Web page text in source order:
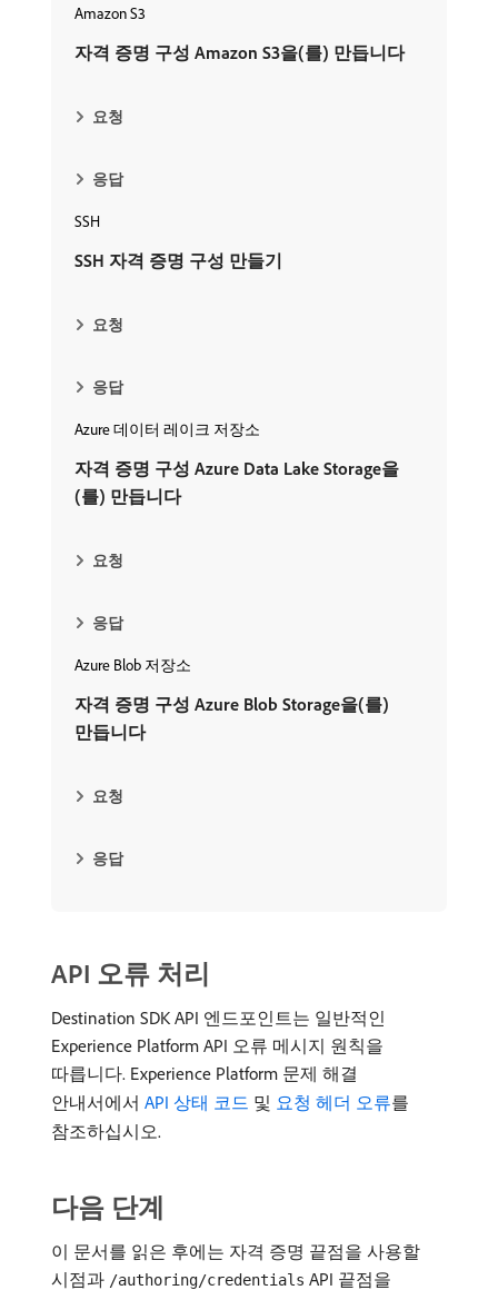
Amazon S3
자격 증명 구성 Amazon S3을(를) 만듭니다
요청
응답
SSH
SSH 자격 증명 구성 만들기
요청
응답
Azure 데이터 레이크 저장소
자격 증명 구성 Azure Data Lake Storage을
(를) 만듭니다
요청
응답
Azure Blob 저장소
자격 증명 구성 Azure Blob Storage을(를)
만듭니다
요청
응답
API 오류 처리
Destination SDK API 엔드포인트는 일반적인
Experience Platform API 오류 메시지 원칙을
따릅니다. Experience Platform 문제 해결
안내서에서 API 상태 코드 및 요청 헤더 오류를
참조하십시오.
다음 단계
이 문서를 읽은 후에는 자격 증명 끝점을 사용할
시점과 /authoring/credentials API 끝점을